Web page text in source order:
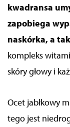
kwadransa
zapobiega
naskórka, a
kompleks
skóry głowy i
Ocet jabłkowy
tego jest